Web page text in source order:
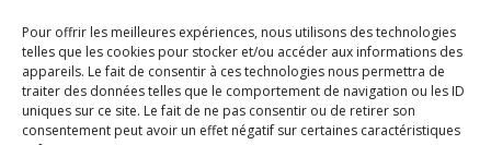
Pour offrir les meilleures expériences, nous utilisons des technologies
telles que les cookies pour stocker et/ou accéder aux informations des
appareils. Le fait de consentir à ces technologies nous permettra de
traiter des données telles que le comportement de navigation ou les ID
uniques sur ce site. Le fait de ne pas consentir ou de retirer son
consentement peut avoir un effet négatif sur certaines caractéristiques
expérience du management et une
Pourquoi la gestion locative devient un
levier stratégique pour valoriser son